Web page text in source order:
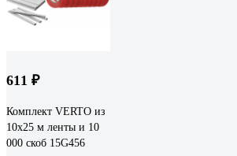
611 ₽
Комплект VERTO из
10x25 м ленты и 10
000 скоб 15G456